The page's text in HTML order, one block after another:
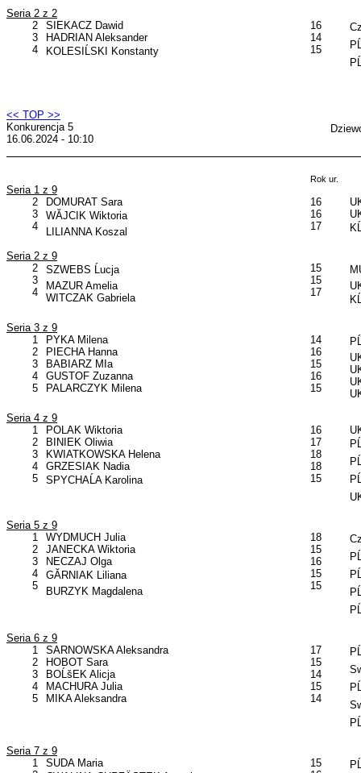
Seria 2 z 2
2
3
4
SIEKACZ Dawid
HADRIAN Aleksander
KOLESIĹSKI Konstanty
16
14
15
<< TOP >>
Konkurencja 5
16.06.2024 - 10:10
Rok ur.
Seria 1 z 9
2
3
4
DOMURAT Sara
WĂJCIK Wiktoria
LILIANNA Koszal
16
16
17
Seria 2 z 9
2
3
4
SZWEBS Ĺucja
MAZUR Amelia
WITCZAK Gabriela
15
15
17
Seria 3 z 9
1
2
3
4
5
PYKA Milena
PIECHA Hanna
BABIARZ MIa
GUSTOF Zuzanna
PALARCZYK Milena
14
16
15
16
15
Seria 4 z 9
1
2
3
4
5
POLAK Wiktoria
BINIEK Oliwia
KWIATKOWSKA Helena
GRZESIAK Nadia
SPYCHAĹA Karolina
16
17
18
18
15
Seria 5 z 9
1
2
3
4
5
WYDMUCH Julia
JANECKA Wiktoria
NECZAJ Olga
GĂRNIAK Liliana
BURZYK Magdalena
18
15
16
15
15
Seria 6 z 9
1
2
3
4
5
SARNOWSKA Aleksandra
HOBOT Sara
BOĹšEK Alicja
MACHURA Julia
MIKA Aleksandra
17
15
14
15
14
Seria 7 z 9
1
SUDA Maria
15